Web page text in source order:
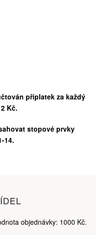
příplatek za každý
Kč.
stopové prvky
14.
objednávky: 1000 Kč.